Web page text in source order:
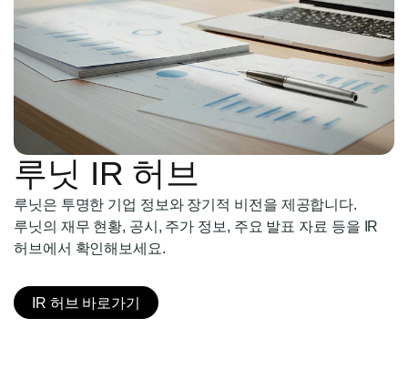
루닛 IR 허브
루닛은 투명한 기업 정보와 장기적 비전을 제공합니다.
루닛의 재무 현황, 공시, 주가 정보, 주요 발표 자료 등을 IR
허브에서 확인해보세요.
IR 허브 바로가기